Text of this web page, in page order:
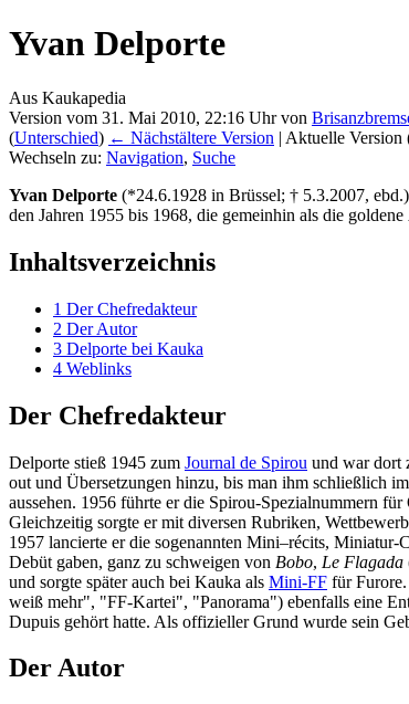
Yvan Delporte
Aus Kaukapedia
Version vom 31. Mai 2010, 22:16 Uhr von
(Unterschied) ← Nächstältere Version | Aktuelle
Wechseln zu: Navigation, Suche
Yvan Delporte (*24.6.1928 in Brüssel; † 5.3.2007,
den Jahren 1955 bis 1968, die gemeinhin als die
Inhaltsverzeichnis
1 Der Chefredakteur
2 Der Autor
3 Delporte bei Kauka
4 Weblinks
Der Chefredakteur
Delporte stieß 1945 zum Journal de Spirou und war dort
out und Übersetzungen hinzu, bis man ihm schließlich
aussehen. 1956 führte er die Spirou-Spezialnummern
Gleichzeitig sorgte er mit diversen Rubriken,
1957 lancierte er die sogenannten Mini–récits,
Debüt gaben, ganz zu schweigen von Bobo, Le Flagada
und sorgte später auch bei Kauka als Mini-FF für
weiß mehr", "FF-Kartei", "Panorama") ebenfalls eine
Dupuis gehört hatte. Als offizieller Grund wurde sein
Der Autor